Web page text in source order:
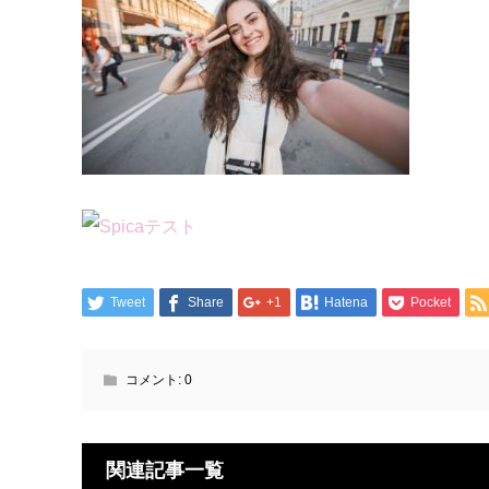
Tweet Share +1 Hatena Pocket
コメント: 0
関連記事一覧